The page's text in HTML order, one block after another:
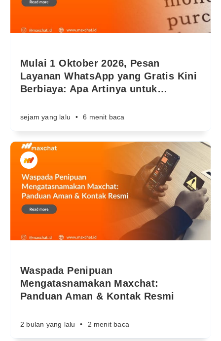
Mulai 1 Oktober 2026, Pesan
Layanan WhatsApp yang Gratis Kini
Berbiaya: Apa Artinya untuk…
sejam yang lalu • 6 menit baca
Waspada Penipuan
Mengatasnamakan Maxchat:
Panduan Aman & Kontak Resmi
2 bulan yang lalu • 2 menit baca